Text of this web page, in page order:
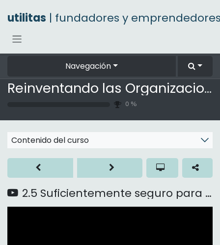
utilitas | fundadores y
Navegación
Reinventando las Organizaciones
0 %
Contenido del curso
2.5 Suficientemente seguro para intentarlo